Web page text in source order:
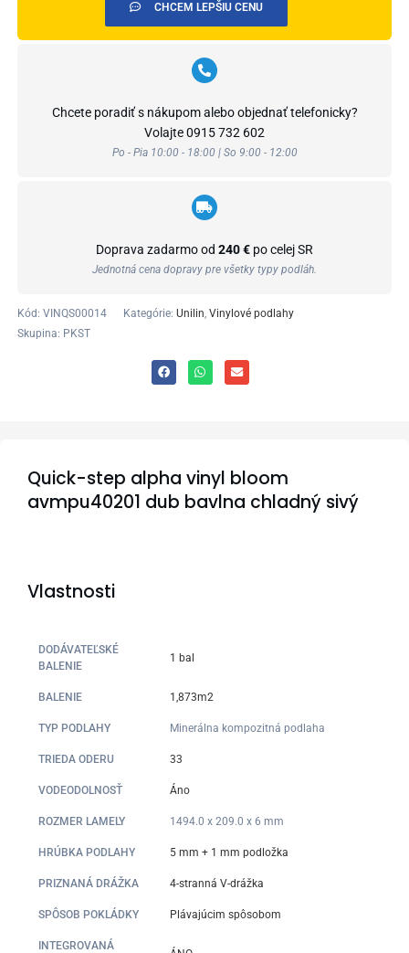
CHCEM LEPŠIU CENU
Chcete poradiť s nákupom alebo objednať telefonicky?
Volajte0915 732 602
Po - Pia 10:00 - 18:00 | So 9:00 - 12:00
Doprava zadarmo od 240 € po celej SR
Jednotná cena dopravy pre všetky typy podláh.
Kód: VINQS00014 Kategórie: Unilin, Vinylové podlahy
Skupina: PKST
Quick-step alpha vinyl bloom
avmpu40201 dub bavlna chladný sivý
Vlastnosti
DODÁVATEĽSKÉ
BALENIE
1 bal
BALENIE 1,873m2
TYP PODLAHY Minerálna kompozitná podlaha
TRIEDA ODERU 33
VODEODOLNOSŤ Áno
ROZMER LAMELY 1494.0 x 209.0 x 6 mm
HRÚBKA PODLAHY 5 mm + 1 mm podložka
PRIZNANÁ DRÁŽKA 4-stranná V-drážka
SPÔSOB POKLÁDKY Plávajúcim spôsobom
INTEGROVANÁ